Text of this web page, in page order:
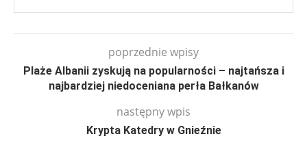
poprzednie wpisy
Plaże Albanii zyskują na popularności – najtańsza i
najbardziej niedoceniana perła Bałkanów
następny wpis
Krypta Katedry w Gnieźnie